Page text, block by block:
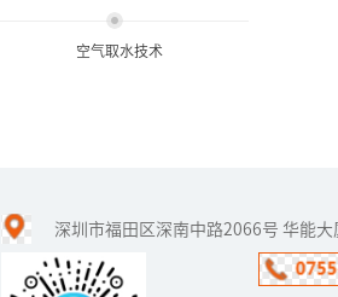
空气取水技术
全球有13个人均水资源贫
乏国家，中国就是其中之
深圳市福田区深南中路2066号 华能